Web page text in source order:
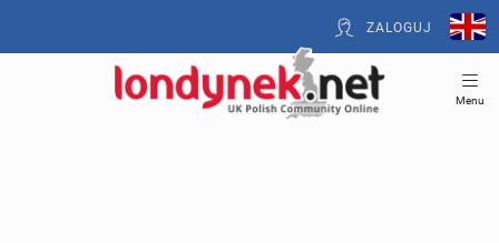
ZALOGUJ
Menu